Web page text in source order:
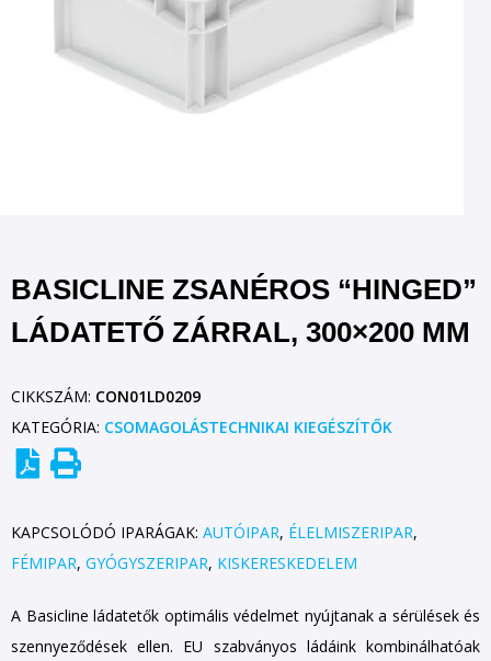
BASICLINE ZSANÉROS “HINGED”
LÁDATETŐ ZÁRRAL, 300×200 MM
CIKKSZÁM: CON01LD0209
KATEGÓRIA: CSOMAGOLÁSTECHNIKAI KIEGÉSZÍTŐK
KAPCSOLÓDÓ IPARÁGAK: AUTÓIPAR, ÉLELMISZERIPAR,
FÉMIPAR, GYÓGYSZERIPAR, KISKERESKEDELEM
A Basicline ládatetők optimális védelmet nyújtanak a sérülések és
szennyeződések ellen. EU szabványos ládáink kombinálhatóak